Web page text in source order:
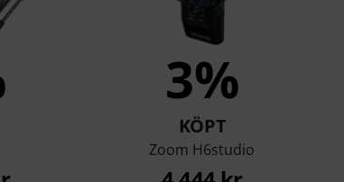
3%
KÖPT
Zoom H6studio